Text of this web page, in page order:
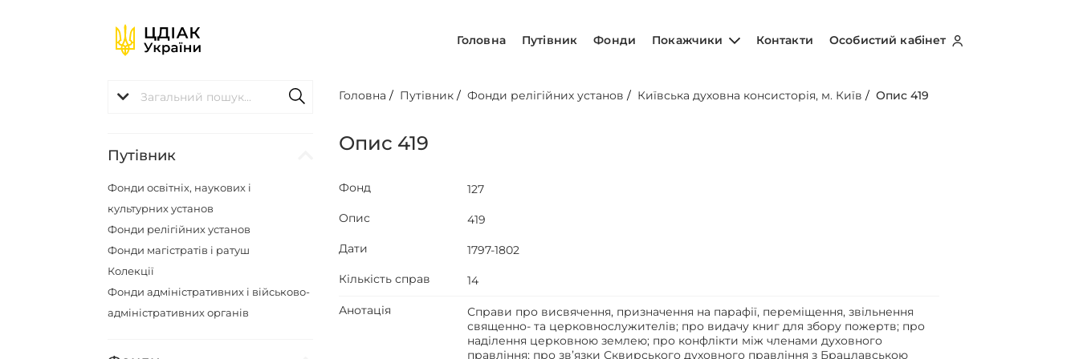
Головна Путівник Фонди Покажчики Контакти Особистий кабінет
Путівник
Фонди освітніх, наукових і
культурних установ
Фонди релігійних установ
Фонди магістратів і ратуш
Колекції
Фонди адміністративних і військово-
адміністративних органів
Головна / Путівник /Фонди релігійних установ / Київська духовна консисторія, м. Київ /Опис 419
Опис 419
Фонд
127
Опис
419
Дати
1797-1802
Кількість справ
14
Анотація
Справи про висвячення, призначення на парафії, переміщення, звільнення
священно- та церковнослужителів; про видачу книг для збору пожертв; про
наділення церковною землею; про конфлікти між членами духовного
правління; про зв’язки Сквирського духовного правління з Брацлавською